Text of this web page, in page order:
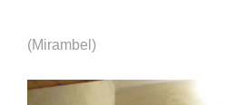
(Mirambel)